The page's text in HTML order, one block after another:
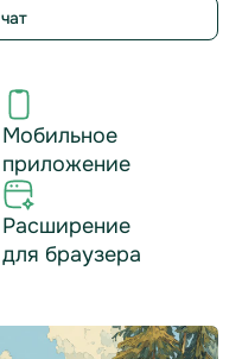
Мобильное
приложение
Расширение
для браузера